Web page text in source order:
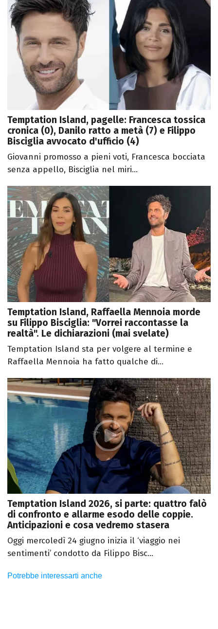
Temptation Island, pagelle: Francesca tossica
cronica (0), Danilo ratto a metà (7) e Filippo
Bisciglia avvocato d'ufficio (4)
Giovanni promosso a pieni voti, Francesca bocciata
senza appello, Bisciglia nel miri...
Temptation Island, Raffaella Mennoia morde
su Filippo Bisciglia: "Vorrei raccontasse la
realtà". Le dichiarazioni (mai svelate)
Temptation Island sta per volgere al termine e
Raffaella Mennoia ha fatto qualche di...
Temptation Island 2026, si parte: quattro falò
di confronto e allarme esodo delle coppie.
Anticipazioni e cosa vedremo stasera
Oggi mercoledì 24 giugno inizia il ‘viaggio nei
sentimenti’ condotto da Filippo Bisc...